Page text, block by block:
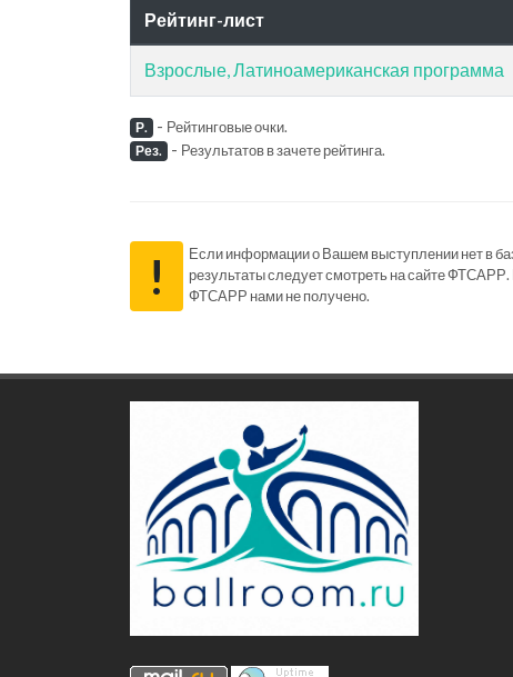
Рейтинг-лист
Взрослые, Латиноамериканская программа
Р. - Рейтинговые очки.
Рез. - Результатов в зачете рейтинга.
!
Если информации о Вашем выступлении нет в
результаты следует смотреть на сайте
ФТСАРР нами не получено.